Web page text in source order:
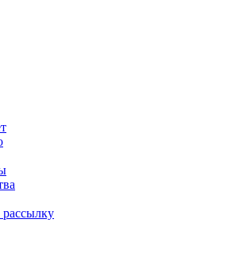
рассылку